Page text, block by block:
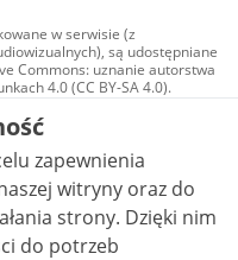
w serwisie (z
są udostępniane
Commons: uznanie autorstwa
4.0 (CC BY-SA 4.0).
w tym zdjęcia, materiały
na licencji typu
autorstwa użycie
zależnych 4.0 (CC BY-
to stwierdzone inaczej.
zapewnienia
witryny oraz do
Dzięki nim
do potrzeb